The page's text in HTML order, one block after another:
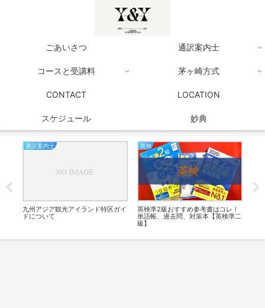
ごあいさつ 通訳案内士
コースと受講料 茅ヶ崎方式
CONTACT LOCATION
スケジュール 妙典
通訳案内士
九州アジア観光アイランド特区ガイ
ドについて
英検
英検準2級おすすめ参考書はコレ！
単語帳、過去問、対策本【英検準二
級】